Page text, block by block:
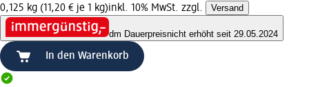
0,125 kg (11,20 € je 1 kg)inkl. 10% MwSt. zzgl. Versand
dm Dauerpreisnicht erhöht seit 29.05.2024
In den Warenkorb